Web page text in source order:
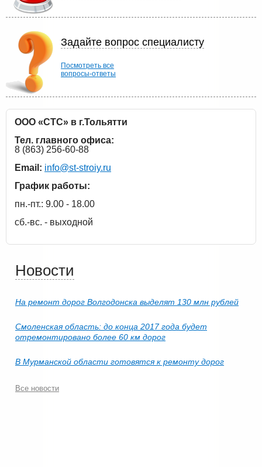
Задайте вопрос специалисту
Посмотреть все
вопросы-ответы
ООО «СТС» в г.Тольятти
Тел. главного офиса:
8 (863) 256-60-88
Email: info@st-stroiy.ru
График работы:
пн.-пт.: 9.00 - 18.00
сб.-вс. - выходной
Новости
На ремонт дорог Волгодонска выделят 130 млн рублей
Смоленская область: до конца 2017 года будет
отремонтировано более 60 км дорог
В Мурманской области готовятся к ремонту дорог
Все новости